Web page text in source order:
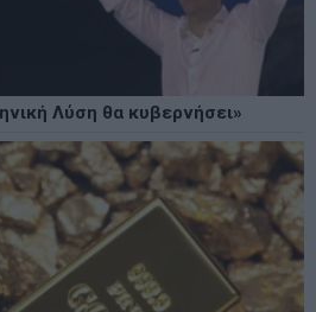
Λύση θα κυβερνήσει»